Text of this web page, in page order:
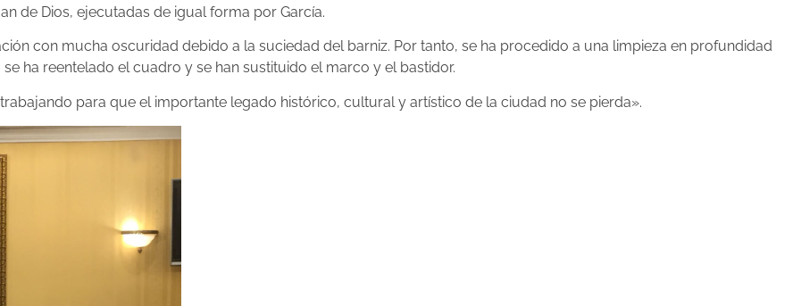
de Dios, ejecutadas de igual forma por García.
con mucha oscuridad debido a la suciedad del barniz. Por tanto, se ha procedido a una limpieza en profundidad
ha reentelado el cuadro y se han sustituido el marco y el bastidor.
para que el importante legado histórico, cultural y artístico de la ciudad no se pierda».